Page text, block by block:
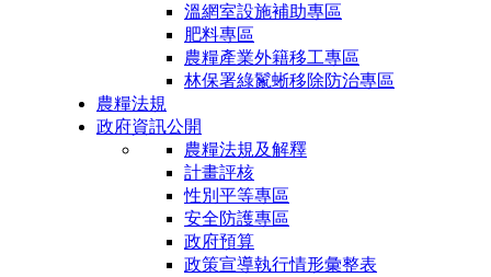
溫網室設施補助專區
肥料專區
農糧產業外籍移工專區
林保署綠鬣蜥移除防治專區
農糧法規
政府資訊公開
農糧法規及解釋
計畫評核
性別平等專區
安全防護專區
政府預算
政策宣導執行情形彙整表